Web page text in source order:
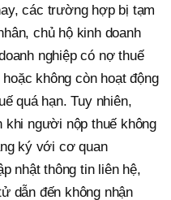
các trường hợp bị tạm
chủ hộ kinh doanh
nghiệp có nợ thuế
không còn hoạt động
quá hạn. Tuy nhiên,
khi người nộp thuế không
ký với cơ quan
nhật thông tin liên hệ,
dẫn đến không nhận